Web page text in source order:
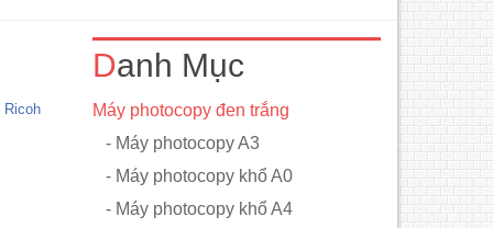
Ricoh
Danh Mục
Máy photocopy đen trắng
- Máy photocopy A3
- Máy photocopy khổ A0
- Máy photocopy khổ A4